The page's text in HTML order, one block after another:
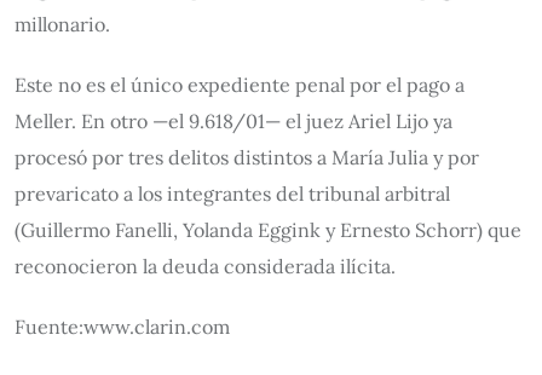
millonario.
Este no es el único expediente penal por el pago a
Meller. En otro —el 9.618/01— el juez Ariel Lijo ya
procesó por tres delitos distintos a María Julia y por
prevaricato a los integrantes del tribunal arbitral
(Guillermo Fanelli, Yolanda Eggink y Ernesto Schorr) que
reconocieron la deuda considerada ilícita.
Fuente:www.clarin.com